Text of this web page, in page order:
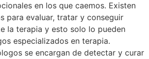
en los que caemos. Existen
para evaluar, tratar y conseguir
la terapia y esto solo lo pueden
especializados en terapia.
se encargan de detectar y curar